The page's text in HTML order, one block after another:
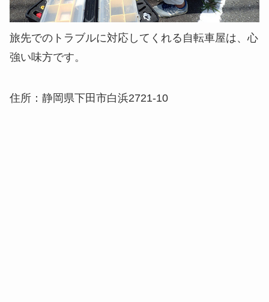
旅先でのトラブルに対応してくれる自転車屋は、心
強い味方です。
住所：静岡県下田市白浜2721-10